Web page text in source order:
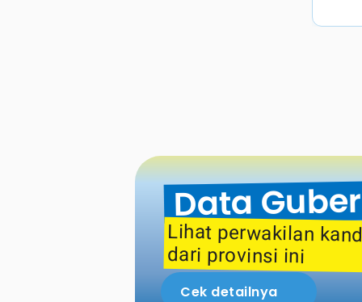
Data
dari provinsi ini
Cek detailnya